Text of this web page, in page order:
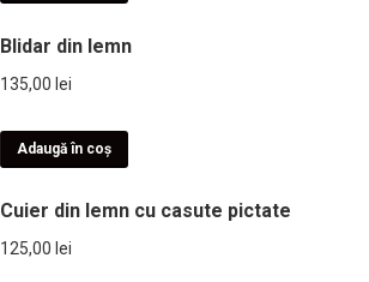
Blidar din lemn
135,00 lei
Adaugă în coș
Cuier din lemn cu casute pictate
125,00 lei